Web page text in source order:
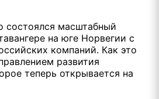
состоялся масштабный
на юге Норвегии с
компаний. Как это
развития
теперь открывается на